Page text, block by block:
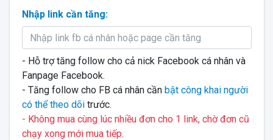
Nhập link cần tăng:
- Hỗ trợ tăng follow cho cả nick Facebook cá nhân và
Fanpage Facebook.
- Tăng follow cho FB cá nhân cần bật công khai người
có thể theo dõitrước.
- Không mua cùng lúc nhiều đơn cho 1 link, chờ đơn cũ
chạy xong mới mua tiếp.